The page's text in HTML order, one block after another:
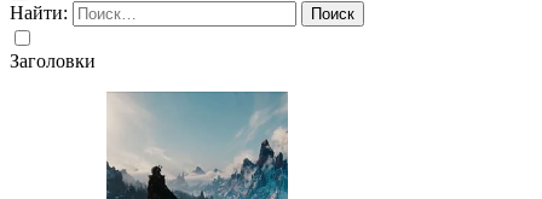
Найти:
Заголовки